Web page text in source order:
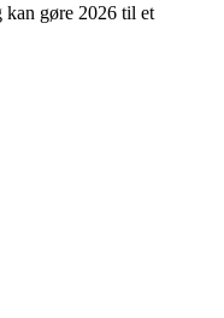
kan gøre 2026 til et